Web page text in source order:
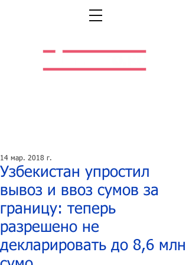
Узбекистан упростил
вывоз и ввоз сумов за
границу: теперь
разрешено не
декларировать до 8,6 млн
14 мар. 2018 г.